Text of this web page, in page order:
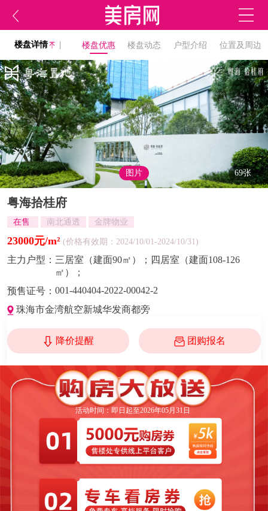
楼盘详情 楼盘优惠 楼盘动态 户型介绍 位置及周边
图片 69张
粤海拾桂府
在售 南北通透 金牌物业
23000元/m² (价格有效期：2024/10/01-2024/10/31)
主力户型： 三居室（建面90㎡）；四居室（建面108-126
㎡）；
预售证号： 001-440404-2022-00042-2
珠海市金湾航空新城华发商都旁
降价提醒 团购报名
活动时间：即日起至2026年05月31日